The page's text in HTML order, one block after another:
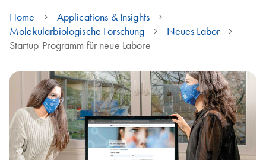
Home
Applications & Insights
Molekularbiologische Forschung
Neues Labor
Startup-Programm für neue Labore